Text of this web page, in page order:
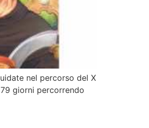
nel percorso del X
giorni percorrendo